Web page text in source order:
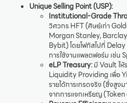
Unique Selling Point (USP):
Institutional-Grade
วิศวกร HFT (ศิษย์เก่า
Morgan Stanley,
Bybit) โดยโฟกัสไปที่
การใช้งานแพลตฟอร์ม เช่น
eLP Treasury:มี Vault ใ
Liquidity Providing เพื่อ
รายได้การเทรดจริง (ซึ่งสูง
จากการแจกเหรียญ